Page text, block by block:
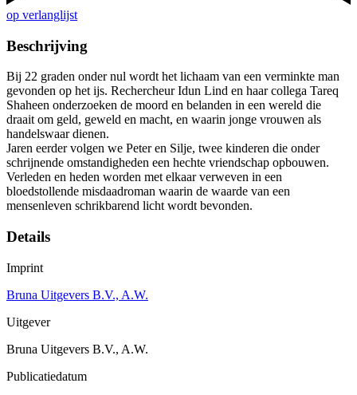
op verlanglijst
Beschrijving
Bij 22 graden onder nul wordt het lichaam van een verminkte man
gevonden op het ijs. Rechercheur Idun Lind en haar collega Tareq
Shaheen onderzoeken de moord en belanden in een wereld die
draait om geld, geweld en macht, en waarin jonge vrouwen als
handelswaar dienen.
Jaren eerder volgen we Peter en Silje, twee kinderen die onder
schrijnende omstandigheden een hechte vriendschap opbouwen.
Verleden en heden worden met elkaar verweven in een
bloedstollende misdaadroman waarin de waarde van een
mensenleven schrikbarend licht wordt bevonden.
Details
Imprint
Bruna Uitgevers B.V., A.W.
Uitgever
Bruna Uitgevers B.V., A.W.
Publicatiedatum